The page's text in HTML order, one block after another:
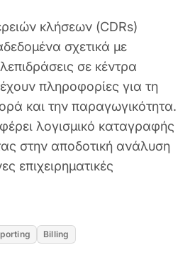
κλήσεων (CDRs)
σχετικά με
σε κέντρα
πληροφορίες για τη
και την παραγωγικότητα.
λογισμικό καταγραφής
στην αποδοτική ανάλυση
επιχειρηματικές
Billing